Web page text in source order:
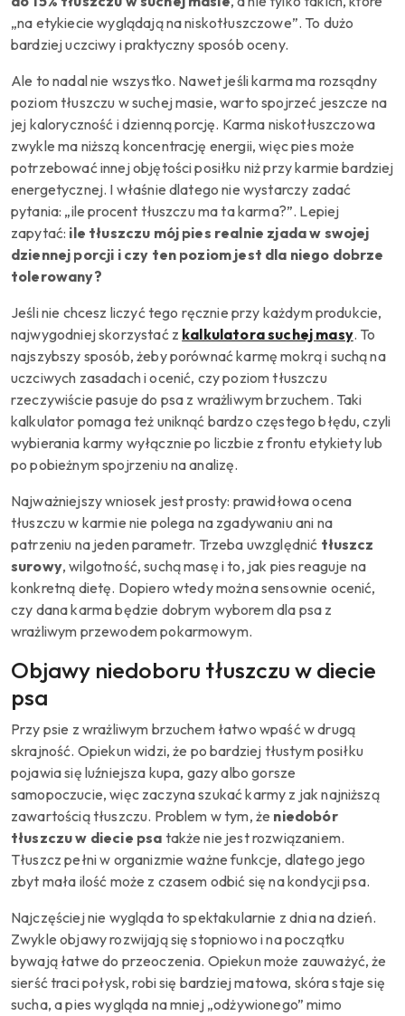
„na etykiecie wyglądają na niskotłuszczowe”. To dużo
bardziej uczciwy i praktyczny sposób oceny.
Ale to nadal nie wszystko. Nawet jeśli karma ma rozsądny
poziom tłuszczu w suchej masie, warto spojrzeć jeszcze na
jej kaloryczność i dzienną porcję. Karma niskotłuszczowa
zwykle ma niższą koncentrację energii, więc pies może
potrzebować innej objętości posiłku niż przy karmie bardziej
energetycznej. I właśnie dlatego nie wystarczy zadać
pytania: „ile procent tłuszczu ma ta karma?”. Lepiej
zapytać: ile tłuszczu mój pies realnie zjada w swojej
dziennej porcji i czy ten poziom jest dla niego dobrze
tolerowany?
Jeśli nie chcesz liczyć tego ręcznie przy każdym produkcie,
najwygodniej skorzystać z kalkulatora suchej masy. To
najszybszy sposób, żeby porównać karmę mokrą i suchą na
uczciwych zasadach i ocenić, czy poziom tłuszczu
rzeczywiście pasuje do psa z wrażliwym brzuchem. Taki
kalkulator pomaga też uniknąć bardzo częstego błędu, czyli
wybierania karmy wyłącznie po liczbie z frontu etykiety lub
po pobieżnym spojrzeniu na analizę.
Najważniejszy wniosek jest prosty: prawidłowa ocena
tłuszczu w karmie nie polega na zgadywaniu ani na
patrzeniu na jeden parametr. Trzeba uwzględnić tłuszcz
surowy, wilgotność, suchą masę i to, jak pies reaguje na
konkretną dietę. Dopiero wtedy można sensownie ocenić,
czy dana karma będzie dobrym wyborem dla psa z
wrażliwym przewodem pokarmowym.
Objawy niedoboru tłuszczu w diecie
psa
Przy psie z wrażliwym brzuchem łatwo wpaść w drugą
skrajność. Opiekun widzi, że po bardziej tłustym posiłku
pojawia się luźniejsza kupa, gazy albo gorsze
samopoczucie, więc zaczyna szukać karmy z jak najniższą
zawartością tłuszczu. Problem w tym, że niedobór
tłuszczu w diecie psa także nie jest rozwiązaniem.
Tłuszcz pełni w organizmie ważne funkcje, dlatego jego
zbyt mała ilość może z czasem odbić się na kondycji psa.
Najczęściej nie wygląda to spektakularnie z dnia na dzień.
Zwykle objawy rozwijają się stopniowo i na początku
bywają łatwe do przeoczenia. Opiekun może zauważyć, że
sierść traci połysk, robi się bardziej matowa, skóra staje się
sucha, a pies wygląda na mniej „odżywionego” mimo